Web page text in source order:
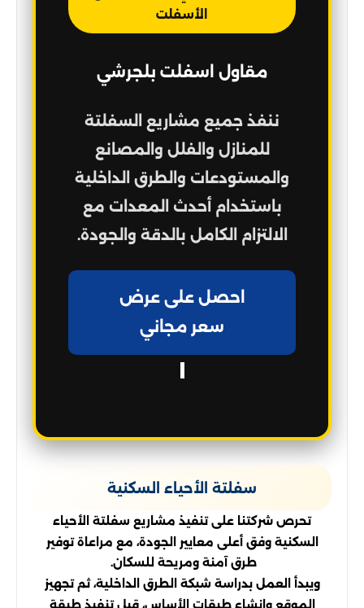
الأسفلت
مقاول اسفلت بلجرشي
ننفذ جميع مشاريع السفلتة
للمنازل والفلل والمصانع
والمستودعات والطرق الداخلية
باستخدام أحدث المعدات مع
الالتزام الكامل بالدقة والجودة.
احصل على عرض
سعر مجاني
سفلتة الأحياء السكنية
تحرص شركتنا على تنفيذ مشاريع سفلتة الأحياء
السكنية وفق أعلى معايير الجودة، مع مراعاة توفير
طرق آمنة ومريحة للسكان.
ويبدأ العمل بدراسة شبكة الطرق الداخلية، ثم تجهيز
الموقع وإنشاء طبقات الأساس، قبل تنفيذ طبقة